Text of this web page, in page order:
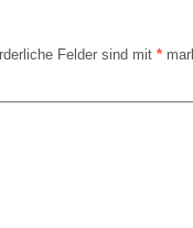
Felder sind mit *